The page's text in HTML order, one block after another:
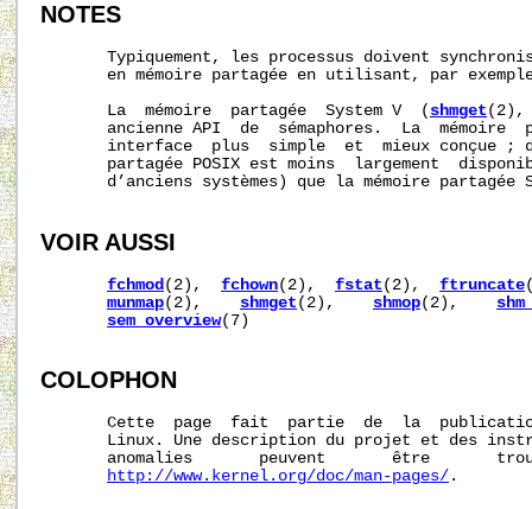
NOTES
Typiquement, les processus doivent
en mémoire partagée en utilisant, par
       La  mémoire  partagée  System V  (
shmget
ancienne API  de  sémaphores.  La  mémoire
interface  plus  simple  et  mieux conçue ;
partagée POSIX est moins  largement
d’anciens systèmes) que la mémoire partagée
VOIR AUSSI
fchmod (2), fchown(2), fstat (2), ftruncate
munmap(2), shmget (2), shmop(2),
sem_overview(7)
COLOPHON
Cette  page  fait  partie  de  la
Linux. Une description du projet et des
anomalies       peuvent       être
http://www.kernel.org/doc/man-pages/ .